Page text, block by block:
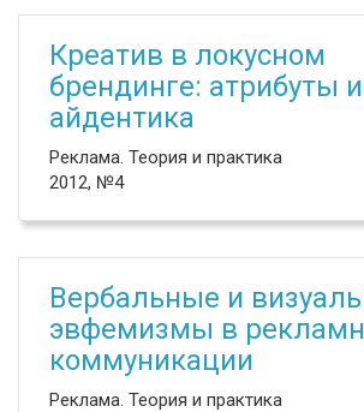
Креатив в локусном
брендинге: атрибуты и
айдентика
Реклама. Теория и практика
2012, №4
Вербальные и
эвфемизмы в
коммуникации
Реклама. Теория и практика